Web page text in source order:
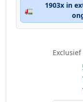
🚛
1903x in